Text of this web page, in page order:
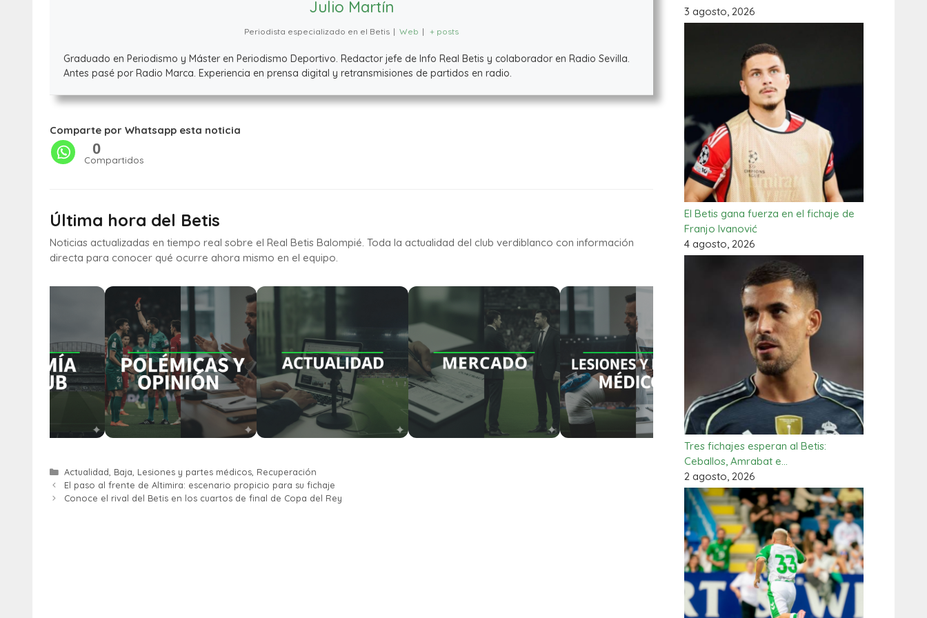
Julio Martín
Periodista especializado en el Betis | Web | + posts
Graduado en Periodismo y Máster en Periodismo Deportivo. Redactor jefe de Info Real Betis y colaborador en Radio Sevilla.
Antes pasé por Radio Marca. Experiencia en prensa digital y retransmisiones de partidos en radio.
Comparte por Whatsapp esta noticia
0
Compartidos
Última hora del Betis
Noticias actualizadas en tiempo real sobre el Real Betis Balompié. Toda la actualidad del club verdiblanco con información
directa para conocer qué ocurre ahora mismo en el equipo.
Actualidad, Baja, Lesiones y partes médicos, Recuperación
El paso al frente de Altimira: escenario propicio para su fichaje
Conoce el rival del Betis en los cuartos de final de Copa del Rey
3 agosto, 2026
El Betis gana fuerza en el fichaje de
Franjo Ivanović
4 agosto, 2026
Tres fichajes esperan al Betis:
Ceballos, Amrabat e…
2 agosto, 2026